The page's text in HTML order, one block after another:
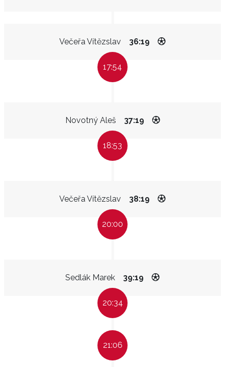
Večeřa Vítězslav 36:19
17:54
Novotný Aleš 37:19
18:53
Večeřa Vítězslav 38:19
20:00
Sedlák Marek 39:19
20:34
21:06